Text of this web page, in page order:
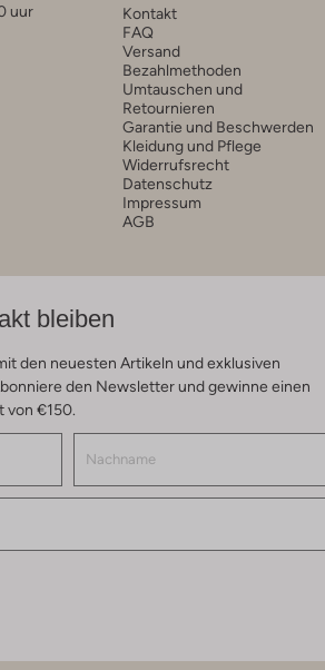
uur
Kontakt
FAQ
Versand
Bezahlmethoden
Umtauschen und
Retournieren
Garantie und Beschwerden
Kleidung und Pflege
Widerrufsrecht
Datenschutz
Impressum
AGB
bleiben
den neuesten Artikeln und exklusiven
den Newsletter und gewinne einen
von €150.